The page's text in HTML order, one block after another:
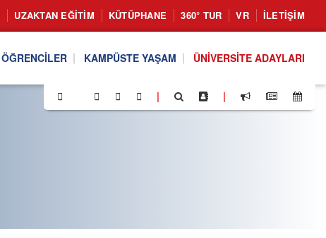
UZAKTAN EĞITIM KÜTÜPHANE 360° TUR VR İLETIŞIM
ÖĞRENCILER KAMPÜSTE YAŞAM ÜNIVERSITE ADAYLARI
| |